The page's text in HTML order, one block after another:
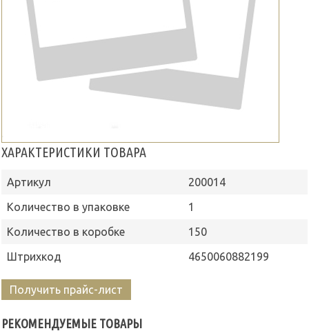
ХАРАКТЕРИСТИКИ ТОВАРА
Артикул
200014
Количество в упаковке
1
Количество в коробке
150
Штрихкод
4650060882199
Получить прайс-лист
РЕКОМЕНДУЕМЫЕ ТОВАРЫ